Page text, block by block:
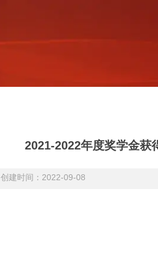
2021-2022年度奖学金获
创建时间：2022-09-08